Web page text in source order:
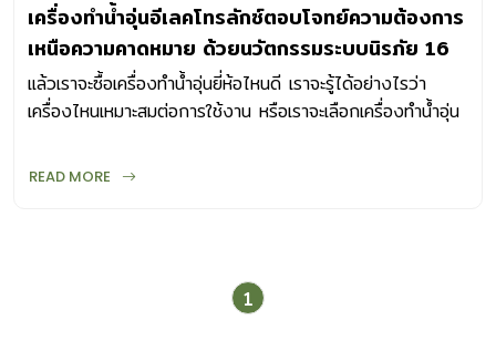
เครื่องทำน้ำอุ่นอีเลคโทรลักซ์ตอบโจทย์ความต้องการ
เหนือความคาดหมาย ด้วยนวัตกรรมระบบนิรภัย 16
ขั้นตอน
แล้วเราจะซื้อเครื่องทำน้ำอุ่นยี่ห้อไหนดี เราจะรู้ได้อย่างไรว่า
เครื่องไหนเหมาะสมต่อการใช้งาน หรือเราจะเลือกเครื่องทำน้ำอุ่น
READ MORE
1